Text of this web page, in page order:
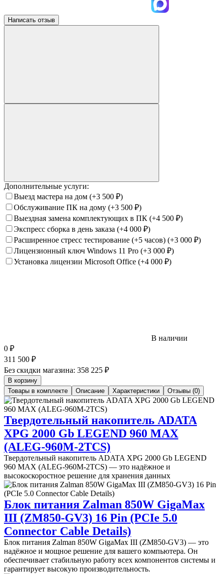
Написать отзыв
Дополнительные услуги:
Выезд мастера на дом (+3 500 ₽)
Обслуживание ПК на дому (+3 500 ₽)
Выездная замена комплектующих в ПК (+4 500 ₽)
Экспресс сборка в день заказа (+4 000 ₽)
Расширенное стресс тестирование (+5 часов) (+3 000 ₽)
Лицензионный ключ Windows 11 Pro (+3 000 ₽)
Установка лицензии Microsoft Office (+4 000 ₽)
В наличии
0 ₽
311 500 ₽
Без скидки магазина: 358 225 ₽
В корзину
Товары в комплекте
Описание Характеристики Отзывы (0)
Твердотельный накопитель ADATA
XPG 2000 Gb LEGEND 960 MAX
(ALEG-960M-2TCS)
Твердотельный накопитель ADATA XPG 2000 Gb LEGEND
960 MAX (ALEG-960M-2TCS) — это надёжное и
высокоскоростное решение для хранения данных
Блок питания Zalman 850W GigaMax
III (ZM850-GV3) 16 Pin (PCIe 5.0
Connector Cable Details)
Блок питания Zalman 850W GigaMax III (ZM850-GV3) — это
надёжное и мощное решение для вашего компьютера. Он
обеспечивает стабильную работу всех компонентов системы и
гарантирует высокую производительность.